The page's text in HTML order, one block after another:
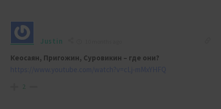
Justin
Кеосаян, Пригожин, Суровикин – где они?
https://www.youtube.com/watch?v=cLj-mMxYHFQ
2